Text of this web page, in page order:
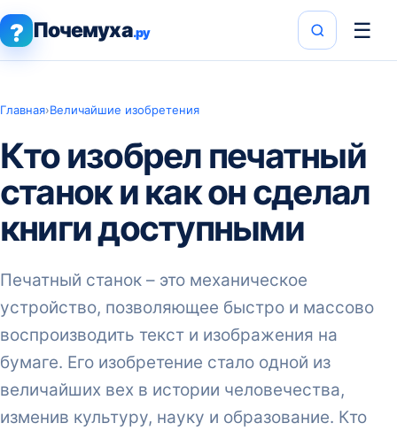
? Почемуха.ру ☰
Главная›Величайшие изобретения
Кто изобрел печатный
станок и как он сделал
книги доступными
Печатный станок – это механическое
устройство, позволяющее быстро и массово
воспроизводить текст и изображения на
бумаге. Его изобретение стало одной из
величайших вех в истории человечества,
изменив культуру, науку и образование. Кто